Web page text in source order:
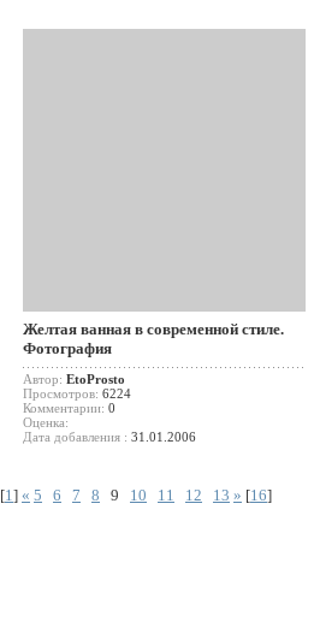
Желтая ванная в современной стиле.
Фотография
Автор: EtoProsto
Просмотров: 6224
Комментарии: 0
Оценка:
Дата добавления : 31.01.2006
[1 ] « 5 6 7 8 9 10 11 12 13 » [16]